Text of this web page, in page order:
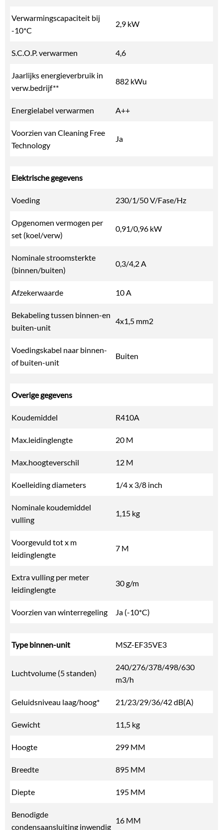
Verwarmingscapaciteit bij
-10*C
2,9 kW
S.C.O.P. verwarmen 4,6
Jaarlijks energieverbruik in
verw.bedrijf**
882 kWu
Energielabel verwarmen A++
Voorzien van Cleaning Free
Technology
Ja
Elektrische gegevens
Voeding 230/1/50 V/Fase/Hz
Opgenomen vermogen per
set (koel/verw)
0,91/0,96 kW
Nominale stroomsterkte
(binnen/buiten)
0,3/4,2 A
Afzekerwaarde 10 A
Bekabeling tussen binnen-en
buiten-unit
4x1,5 mm2
Voedingskabel naar binnen-
of buiten-unit
Buiten
Overige gegevens
Koudemiddel R410A
Max.leidinglengte 20 M
Max.hoogteverschil 12 M
Koelleiding diameters 1/4 x 3/8 inch
Nominale koudemiddel
vulling
1,15 kg
Voorgevuld tot x m
leidinglengte
7 M
Extra vulling per meter
leidinglengte
30 g/m
Voorzien van winterregeling Ja (-10*C)
Type binnen-unit MSZ-EF35VE3
Luchtvolume (5 standen)
240/276/378/498/630
m3/h
Geluidsniveau laag/hoog* 21/23/29/36/42 dB(A)
Gewicht 11,5 kg
Hoogte 299 MM
Breedte 895 MM
Diepte 195 MM
Benodigde
condensaansluiting inwendig
16 MM